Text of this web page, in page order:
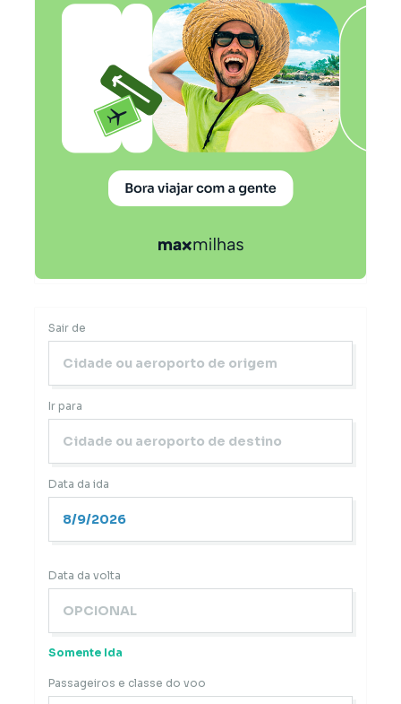
Sair de
Ir para
Data da ida
Data da volta
Somente Ida
Passageiros e classe do voo